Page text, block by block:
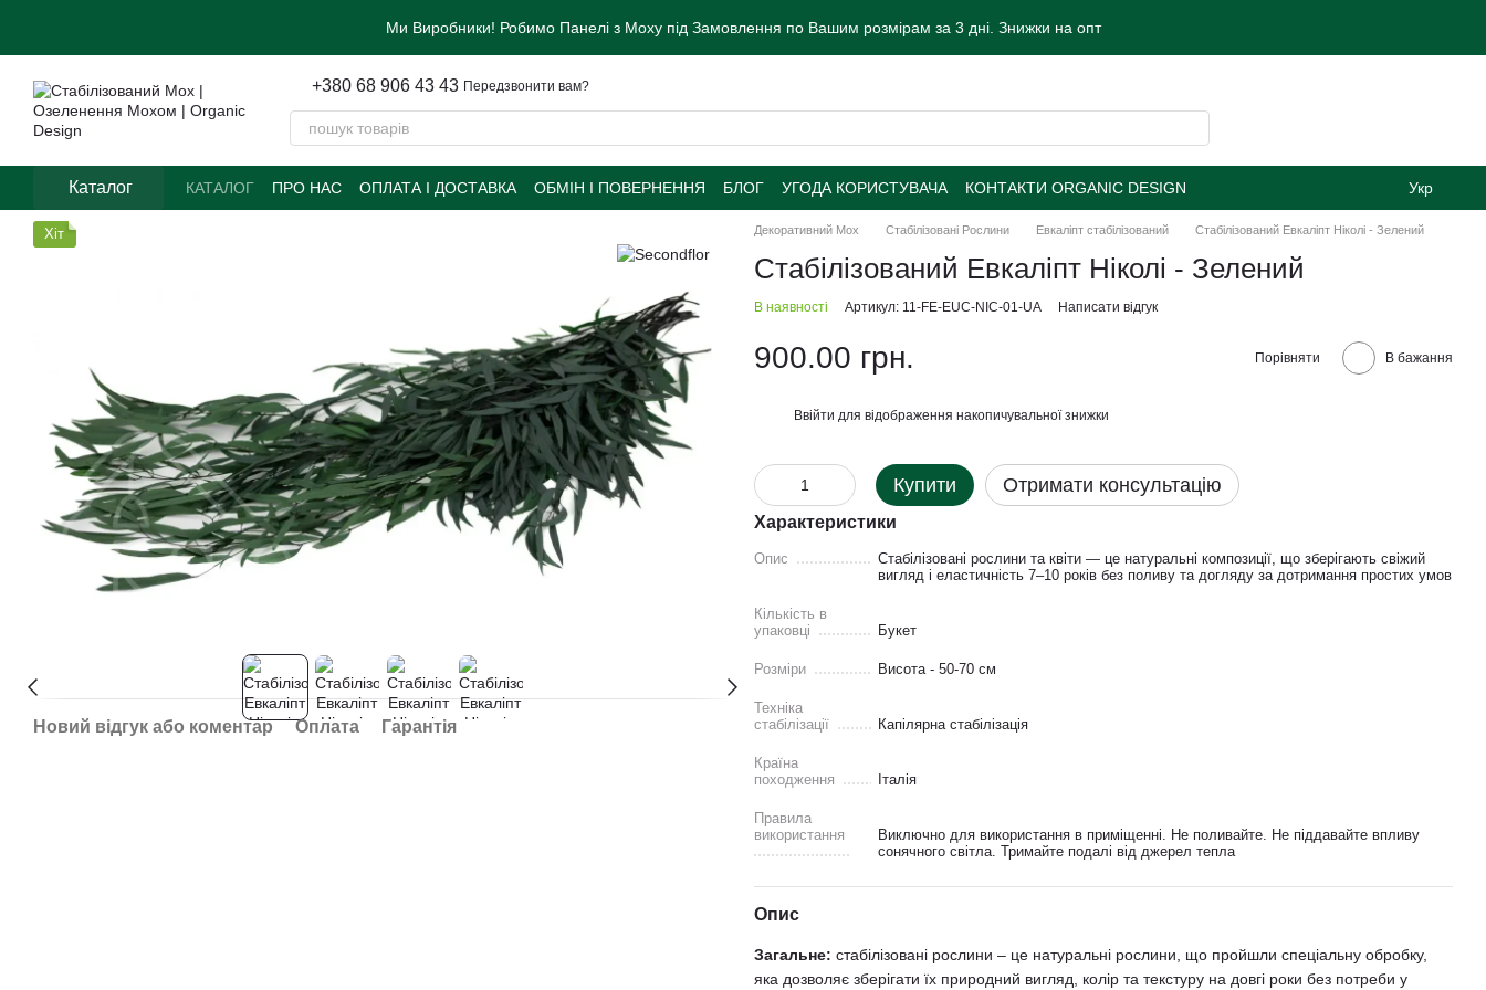
Ми Виробники! Робимо Панелі з Моху під Замовлення по Вашим розмірам за 3 дні. Знижки на опт
+380 68 906 43 43 Передзвонити вам?
Каталог КАТАЛОГ ПРО НАС ОПЛАТА І ДОСТАВКА ОБМІН І ПОВЕРНЕННЯ БЛОГ УГОДА КОРИСТУВАЧА КОНТАКТИ ORGANIC DESIGN Укр
Хіт
Новий відгук або коментар Оплата Гарантія
Декоративний Мох Стабілізованi Рослини Евкалiпт стабiлiзований Стабілізований Евкаліпт Ніколі - Зелений
Стабілізований Евкаліпт Ніколі - Зелений
В наявності Артикул: 11-FE-EUC-NIC-01-UA Написати відгук
900.00 грн. Порівняти В бажання
Ввійти для відображення накопичувальної знижки
Купити Отримати консультацію
Характеристики
Опис
Стабілізовані рослини та квіти — це натуральні композиції, що зберігають свіжий
вигляд і еластичність 7–10 років без поливу та догляду за дотримання простих умов
Кiлькiсть в
упаковцi
Букет
Розмiри Висота - 50-70 cм
Техніка
стабілізації
Капiлярна стабiлiзацiя
Країна
походження
Iталiя
Правила
використання
Виключно для використання в приміщенні. Не поливайте. Не піддавайте впливу
сонячного світла. Тримайте подалі від джерел тепла
Опис
Загальне: стабілізовані рослини – це натуральні рослини, що пройшли спеціальну обробку,
яка дозволяє зберігати їх природний вигляд, колір та текстуру на довгі роки без потреби у